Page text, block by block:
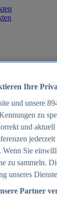
2025
Ihre
und unsere
zu
und
Wenn Sie
zu sammeln.
unseres
Partner